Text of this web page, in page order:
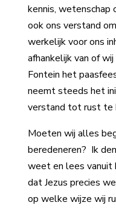
kennis,
ook ons verstand
werkelijk voor ons
afhankelijk van of
Fontein het
neemt steeds het
verstand tot rust te
Moeten wij alles
beredeneren? Ik
weet en lees vanuit
dat Jezus precies
op welke wijze wij